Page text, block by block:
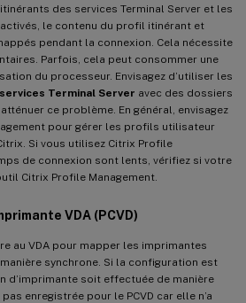
des services Terminal Server et les
le contenu du profil itinérant et
pendant la connexion. Cela nécessite
Parfois, cela peut consommer une
du processeur. Envisagez d’utiliser les
Terminal Server avec des dossiers
ce problème. En général, envisagez
pour gérer les profils utilisateur
Si vous utilisez Citrix Profile
de connexion sont lents, vérifiez si votre
Citrix Profile Management.
VDA (PCVD)
au VDA pour mapper les imprimantes
synchrone. Si la configuration est
d’imprimante soit effectuée de manière
enregistrée pour le PCVD car elle n’a